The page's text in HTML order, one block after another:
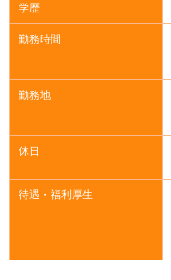
学歴
勤務時間
勤務地
休日
待遇・福利厚生